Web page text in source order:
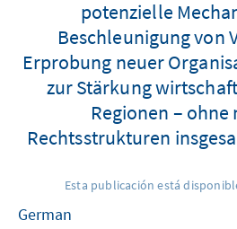
potenzielle
Beschleunigung von
Erprobung neuer
zur Stärkung
Regionen –
Rechtsstrukturen
Esta publicación está